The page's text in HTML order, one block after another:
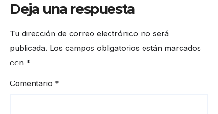
Deja una respuesta
Tu dirección de correo electrónico no será
publicada. Los campos obligatorios están marcados
con *
Comentario *